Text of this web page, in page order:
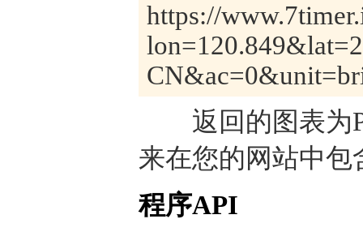
https://
返回的图表为
来在您的网站中包
程序API